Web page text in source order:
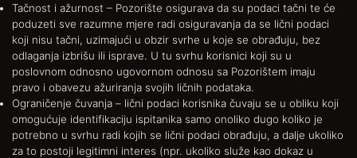
Tačnost i ažurnost – Pozorište osigurava da su podaci tačni te će
poduzeti sve razumne mjere radi osiguravanja da se lični podaci
koji nisu tačni, uzimajući u obzir svrhe u koje se obrađuju, bez
odlaganja izbrišu ili isprave. U tu svrhu korisnici koji su u
poslovnom odnosno ugovornom odnosu sa Pozorištem imaju
pravo i obavezu ažuriranja svojih ličnih podataka.
Ograničenje čuvanja – lični podaci korisnika čuvaju se u obliku koji
omogućuje identifikaciju ispitanika samo onoliko dugo koliko je
potrebno u svrhu radi kojih se lični podaci obrađuju, a dalje ukoliko
za to postoji legitimni interes (npr. ukoliko služe kao dokaz u